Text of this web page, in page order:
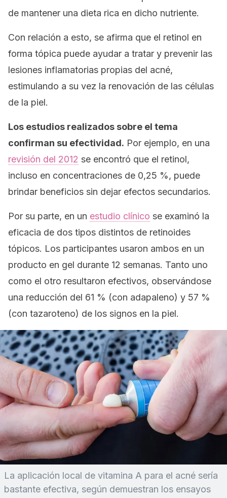
de mantener una dieta rica en dicho nutriente.
Con relación a esto, se afirma que el retinol en
forma tópica puede ayudar a tratar y prevenir las
lesiones inflamatorias propias del acné,
estimulando a su vez la renovación de las células
de la piel.
Los estudios realizados sobre el tema
confirman su efectividad. Por ejemplo, en una
revisión del 2012 se encontró que el retinol,
incluso en concentraciones de 0,25 %, puede
brindar beneficios sin dejar efectos secundarios.
Por su parte, en un estudio clínico se examinó la
eficacia de dos tipos distintos de retinoides
tópicos. Los participantes usaron ambos en un
producto en gel durante 12 semanas. Tanto uno
como el otro resultaron efectivos, observándose
una reducción del 61 % (con adapaleno) y 57 %
(con tazaroteno) de los signos en la piel.
La aplicación local de vitamina A para el acné sería
bastante efectiva, según demuestran los ensayos